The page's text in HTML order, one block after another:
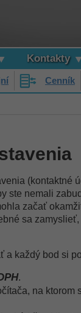
Kontakty
Cenník
(kontaktné
ste nemali
začať
sa
a každý bod si
.
na ktorom